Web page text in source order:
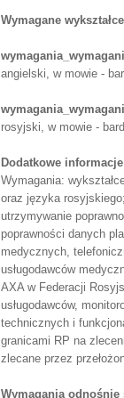
Wymagane
angielski, w mowie -
rosyjski, w mowie -
Dodatkowe
Wymagania:
oraz języka
utrzymywanie
poprawności danych
medycznych,
usługodawców
AXA w Federacji
usługodawców,
technicznych i
granicami RP na
zlecane przez
Wymagania odnośnie